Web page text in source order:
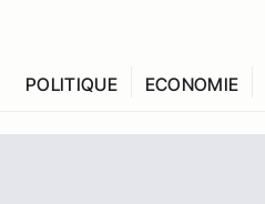
POLITIQUE ECONOMIE